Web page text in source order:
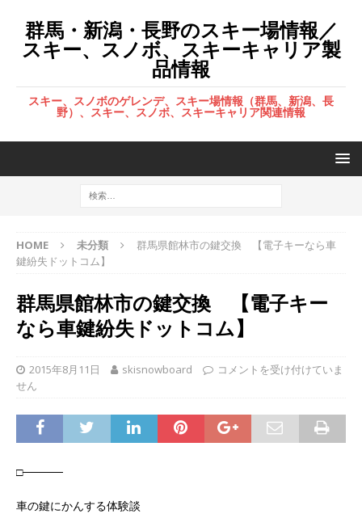
群馬・新潟・長野のスキー場情報／
スキー、スノボ、スキーキャリア製
品情報
スキー、スノボのゲレンデ、スキー場情報（群馬、新潟、長
野）、スキー、スノボ、スキーキャリア関連情報
HOME 未分類
群馬県館林市の鍵交換 【電子キーなら車
鍵紛失ドットコム】
群馬県館林市の鍵交換 【電子キー
なら車鍵紛失ドットコム】
2015年8月11日 skisnowboard
コメントを受け付けていま
せん
□─────
車の鍵にかんする体験談